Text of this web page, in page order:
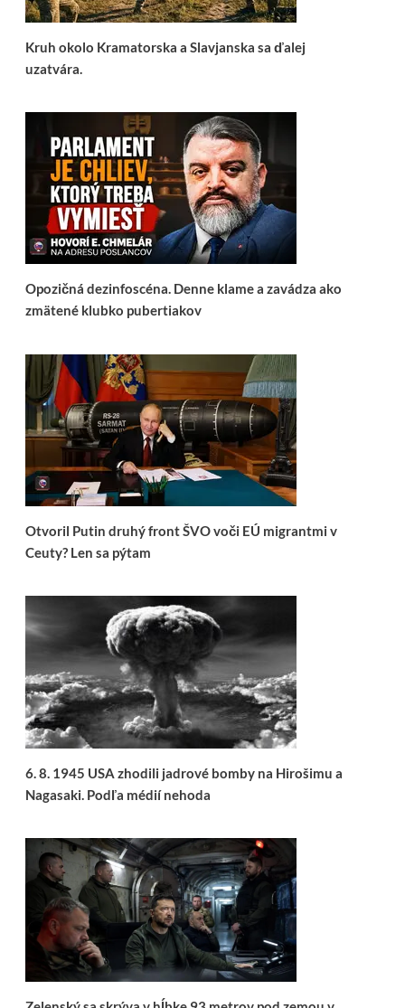
Kruh okolo Kramatorska a Slavjanska sa ďalej
uzatvára.
Opozičná dezinfoscéna. Denne klame a zavádza ako
zmätené klubko pubertiakov
Otvoril Putin druhý front ŠVO voči EÚ migrantmi v
Ceuty? Len sa pýtam
6. 8. 1945 USA zhodili jadrové bomby na Hirošimu a
Nagasaki. Podľa médií nehoda